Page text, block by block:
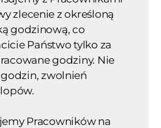
zlecenie z określoną
godzinową, co
Państwo tylko za
godziny. Nie
zwolnień
Pracowników na